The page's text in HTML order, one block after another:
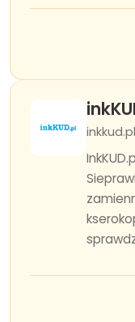
inkkud.pl